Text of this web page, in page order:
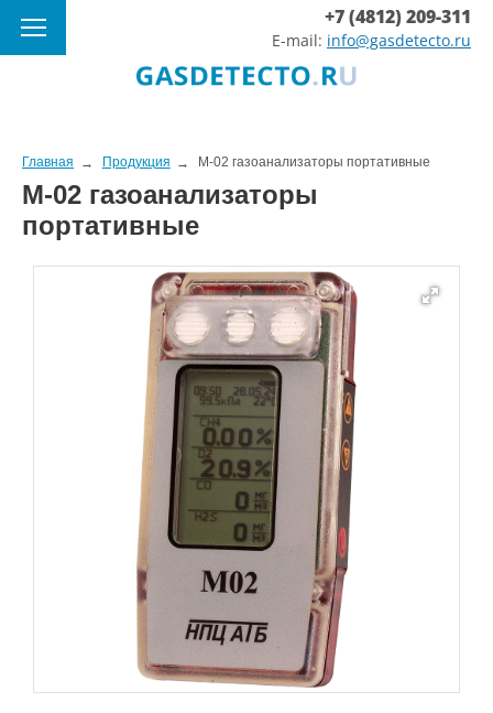
+7 (4812) 209-311
E-mail: info@gasdetecto.ru
Главная Продукция М-02 газоанализаторы портативные
М-02 газоанализаторы
портативные